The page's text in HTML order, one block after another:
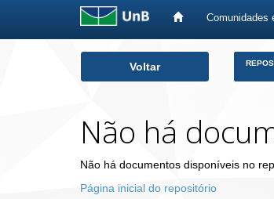
Comunidades
Voltar
Não há
Não há documentos disponíveis no
Página inicial do repositório